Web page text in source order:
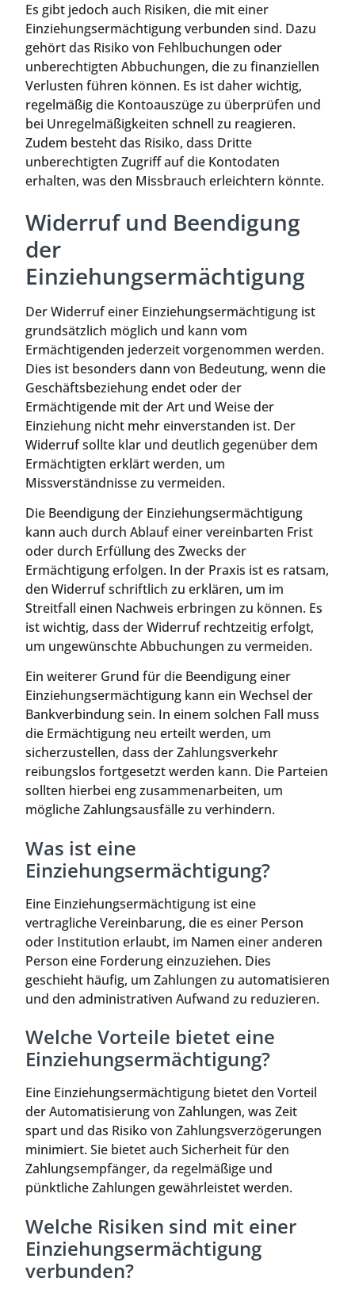
Es gibt jedoch auch Risiken, die mit einer
Einziehungsermächtigung verbunden sind. Dazu
gehört das Risiko von Fehlbuchungen oder
unberechtigten Abbuchungen, die zu finanziellen
Verlusten führen können. Es ist daher wichtig,
regelmäßig die Kontoauszüge zu überprüfen und
bei Unregelmäßigkeiten schnell zu reagieren.
Zudem besteht das Risiko, dass Dritte
unberechtigten Zugriff auf die Kontodaten
erhalten, was den Missbrauch erleichtern könnte.
Widerruf und Beendigung
der
Einziehungsermächtigung
Der Widerruf einer Einziehungsermächtigung ist
grundsätzlich möglich und kann vom
Ermächtigenden jederzeit vorgenommen werden.
Dies ist besonders dann von Bedeutung, wenn die
Geschäftsbeziehung endet oder der
Ermächtigende mit der Art und Weise der
Einziehung nicht mehr einverstanden ist. Der
Widerruf sollte klar und deutlich gegenüber dem
Ermächtigten erklärt werden, um
Missverständnisse zu vermeiden.
Die Beendigung der Einziehungsermächtigung
kann auch durch Ablauf einer vereinbarten Frist
oder durch Erfüllung des Zwecks der
Ermächtigung erfolgen. In der Praxis ist es ratsam,
den Widerruf schriftlich zu erklären, um im
Streitfall einen Nachweis erbringen zu können. Es
ist wichtig, dass der Widerruf rechtzeitig erfolgt,
um ungewünschte Abbuchungen zu vermeiden.
Ein weiterer Grund für die Beendigung einer
Einziehungsermächtigung kann ein Wechsel der
Bankverbindung sein. In einem solchen Fall muss
die Ermächtigung neu erteilt werden, um
sicherzustellen, dass der Zahlungsverkehr
reibungslos fortgesetzt werden kann. Die Parteien
sollten hierbei eng zusammenarbeiten, um
mögliche Zahlungsausfälle zu verhindern.
Was ist eine
Einziehungsermächtigung?
Eine Einziehungsermächtigung ist eine
vertragliche Vereinbarung, die es einer Person
oder Institution erlaubt, im Namen einer anderen
Person eine Forderung einzuziehen. Dies
geschieht häufig, um Zahlungen zu automatisieren
und den administrativen Aufwand zu reduzieren.
Welche Vorteile bietet eine
Einziehungsermächtigung?
Eine Einziehungsermächtigung bietet den Vorteil
der Automatisierung von Zahlungen, was Zeit
spart und das Risiko von Zahlungsverzögerungen
minimiert. Sie bietet auch Sicherheit für den
Zahlungsempfänger, da regelmäßige und
pünktliche Zahlungen gewährleistet werden.
Welche Risiken sind mit einer
Einziehungsermächtigung
verbunden?